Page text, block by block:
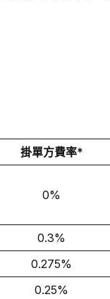
掛單方費率*
0%
0.3%
0.275%
0.25%